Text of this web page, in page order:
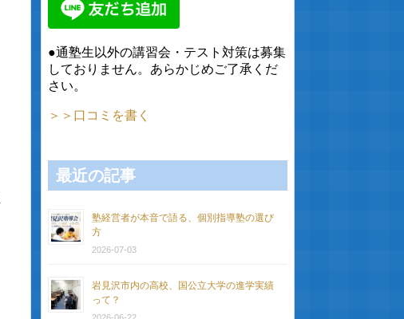
●通塾生以外の講習会・テスト対策は募集
しておりません。あらかじめご了承くだ
さい。
＞＞口コミを書く
最近の記事
塾経営者が本音で語る、個別指導塾の選び
方
2026-07-03
岩見沢市内の高校、国公立大学の進学実績
って？